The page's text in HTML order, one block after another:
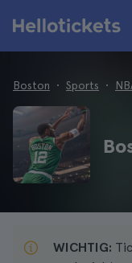
Boston Sports
WICHTIG: